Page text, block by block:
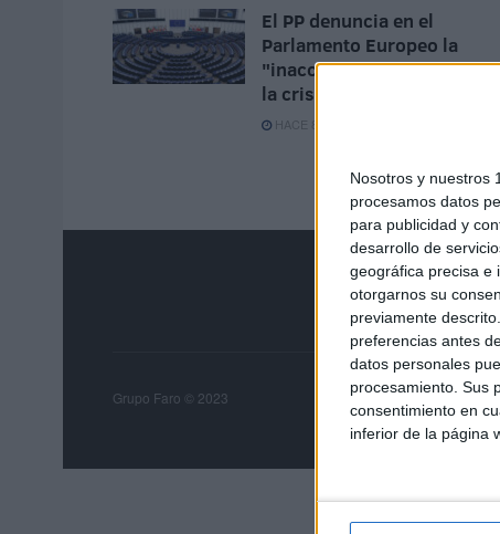
Nosotros y nuestros
procesamos datos
para publicidad y
desarrollo de
geográfica precisa e
otorgarnos su
previamente
preferencias antes
datos personales
procesamiento. Sus
consentimiento en
inferior de la página
El PP denuncia en el
Parlamento Europeo la
"inacción" de Sánchez ante
la crisis de Ceuta
HACE 8 HORAS
Grupo Faro Publicidad
Grupo Faro © 2023